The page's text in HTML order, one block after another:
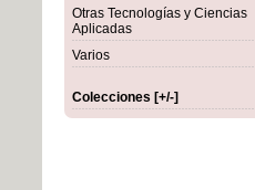
Otras Tecnologías y Ciencias
Aplicadas
Varios
Colecciones [+/-]